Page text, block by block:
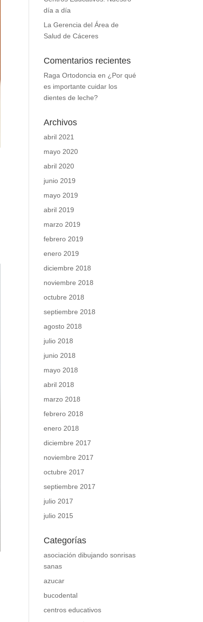
día a día
La Gerencia del Área de
Salud de Cáceres
Comentarios recientes
Raga Ortodoncia en ¿Por qué
es importante cuidar los
dientes de leche?
Archivos
abril 2021
mayo 2020
abril 2020
junio 2019
mayo 2019
abril 2019
marzo 2019
febrero 2019
enero 2019
diciembre 2018
noviembre 2018
octubre 2018
septiembre 2018
agosto 2018
julio 2018
junio 2018
mayo 2018
abril 2018
marzo 2018
febrero 2018
enero 2018
diciembre 2017
noviembre 2017
octubre 2017
septiembre 2017
julio 2017
julio 2015
Categorías
asociación dibujando sonrisas
sanas
azucar
bucodental
centros educativos